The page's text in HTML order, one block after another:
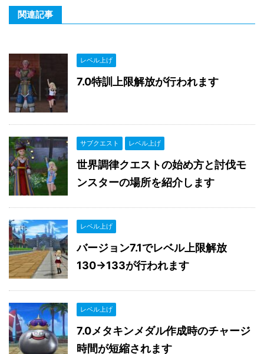
関連記事
レベル上げ
7.0特訓上限解放が行われます
サブクエスト レベル上げ
世界調律クエストの始め方と討伐モ
ンスターの場所を紹介します
レベル上げ
バージョン7.1でレベル上限解放
130→133が行われます
レベル上げ
7.0メタキンメダル作成時のチャージ
時間が短縮されます